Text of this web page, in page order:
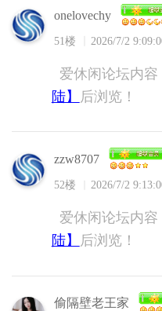
onelovechy
51楼 2026/7/2
爱休闲论坛内容
陆】
后浏览！
zzw8707
52楼 2026/7/2
爱休闲论坛内容
陆】
后浏览！
偷隔壁老王家